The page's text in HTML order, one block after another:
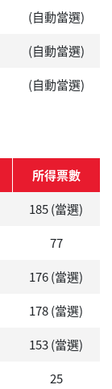
(自動當選)
(自動當選)
(自動當選)
所得票數
185 (當選)
77
176 (當選)
178 (當選)
153 (當選)
25